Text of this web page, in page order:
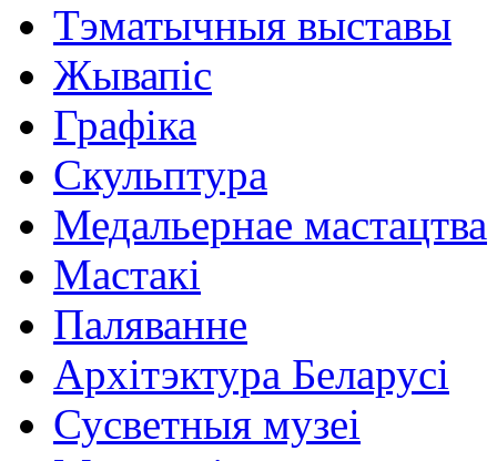
Тэматычныя выставы
Жывапіс
Графіка
Скульптура
Медальернае мастацтва
Мастакі
Паляванне
Архітэктура Беларусі
Сусветныя музеі